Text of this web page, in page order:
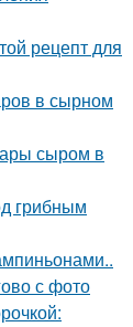
рецепт для
в сырном
сыром в
грибным
с фото